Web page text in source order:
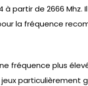
à partir de 2666
la fréquence
fréquence plus
particulièrement